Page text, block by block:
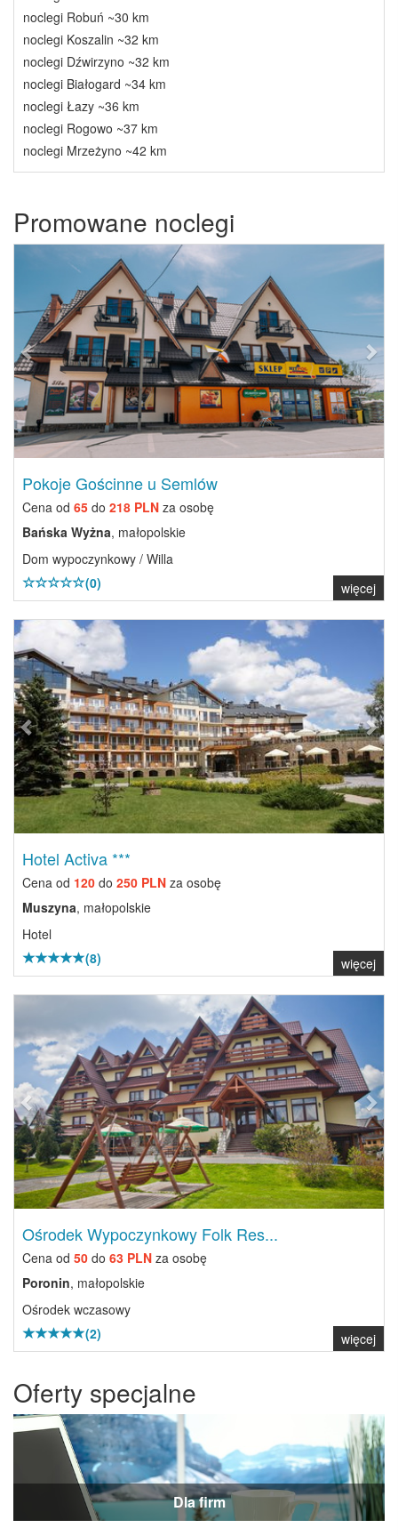
noclegi Robuń ~30 km
noclegi Koszalin ~32 km
noclegi Dźwirzyno ~32 km
noclegi Białogard ~34 km
noclegi Łazy ~36 km
noclegi Rogowo ~37 km
noclegi Mrzeżyno ~42 km
Promowane noclegi
Previous Next
Pokoje Gościnne u Semlów
Cena od 65 do 218 PLN za osobę
Bańska Wyżna, małopolskie
Dom wypoczynkowy / Willa
(0)
więcej
Previous Next
Hotel Activa ***
Cena od 120 do 250 PLN za osobę
Muszyna, małopolskie
Hotel
(8)
więcej
Ośrodek Wypoczynkowy Folk Res...
Cena od 50 do 63 PLN za osobę
Poronin, małopolskie
Ośrodek wczasowy
(2)
więcej
Oferty specjalne
Dla firm